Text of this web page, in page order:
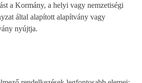
a Kormány, a helyi vagy nemzetiségi
által alapított alapítvány vagy
nyújtja.